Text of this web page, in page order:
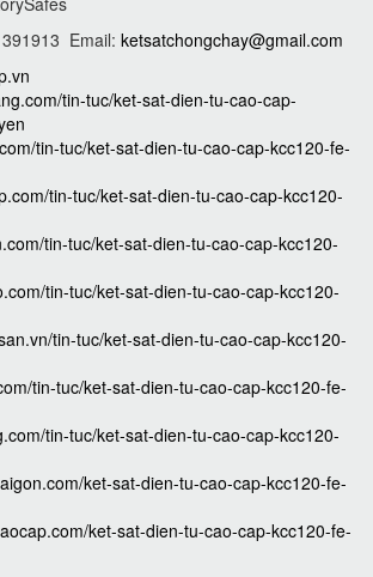
Email: ketsatchongchay@gmail.com
tin-tuc/ket-sat-dien-tu-cao-cap-
tin-tuc/ket-sat-dien-tu-cao-cap-kcc120-fe-
tin-tuc/ket-sat-dien-tu-cao-cap-kcc120-
tin-tuc/ket-sat-dien-tu-cao-cap-kcc120-
tin-tuc/ket-sat-dien-tu-cao-cap-kcc120-
tin-tuc/ket-sat-dien-tu-cao-cap-kcc120-
tin-tuc/ket-sat-dien-tu-cao-cap-kcc120-fe-
tin-tuc/ket-sat-dien-tu-cao-cap-kcc120-
ket-sat-dien-tu-cao-cap-kcc120-fe-
ket-sat-dien-tu-cao-cap-kcc120-fe-